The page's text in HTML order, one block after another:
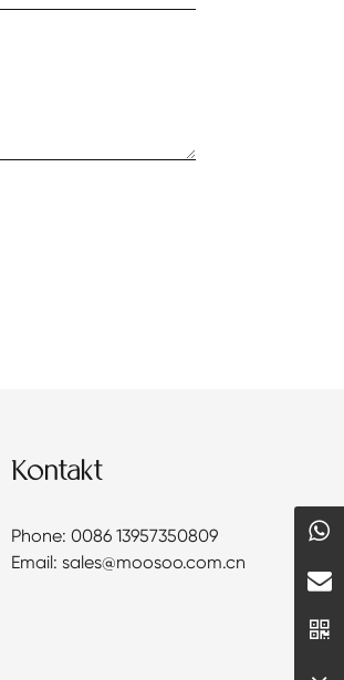
Kontakt
Phone: 0086 13957350809
Email: sales@moosoo.com.cn